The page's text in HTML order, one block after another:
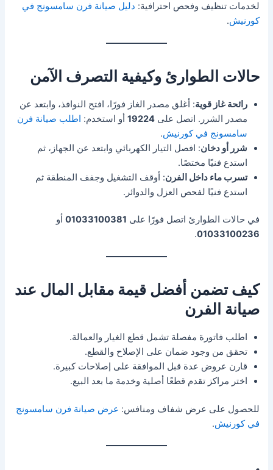
لخدمات تنظيف وفحص احترافية: دليل صيانة فرن سامسونج في
كورنيش.
حالات الطوارئ وكيفية التصرف الآمن
رائحة غاز قوية: أغلق مصدر الغاز فورًا، افتح النوافذ، وابتعد عن
مصدر الشرر. اتصل على19224 أو استخدم: اطلب صيانة فرن
سامسونج في كورنيش.
شرر أو دخان: افصل التيار الكهربائي وابتعد عن الجهاز، ثم
استدع فنيًا مختصًا.
تسرب ماء داخل الفرن: أوقف التشغيل وجفف المنطقة ثم
استدع فنيًا لفحص العزل والدوائر.
في حالات الطوارئ اتصل فورًا على 01033100381 أو
01033100236
.
كيف تضمن أفضل قيمة مقابل المال عند
صيانة الفرن
اطلب فاتورة مفصلة تشمل قطع الغيار والعمالة.
تحقق من وجود ضمان على الإصلاح والقطع.
قارن عروض عدة قبل الموافقة على إصلاحات كبيرة.
اختر مراكز تقدم قطعًا أصلية وخدمة ما بعد البيع.
للحصول على عرض شفاف ومنافس: عرض صيانة فرن سامسونج
في كورنيش.